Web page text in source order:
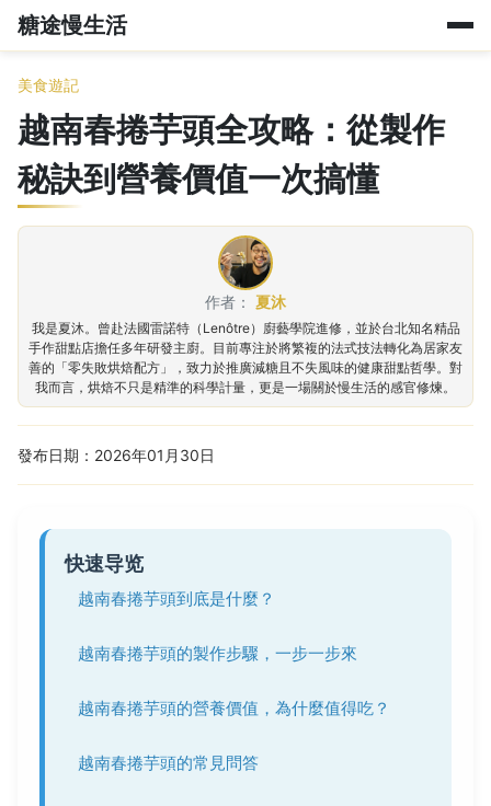
糖途慢生活
美食遊記
越南春捲芋頭全攻略：從製作
秘訣到營養價值一次搞懂
作者： 夏沐
我是夏沐。曾赴法國雷諾特（Lenôtre）廚藝學院進修，並於台北知名精品
手作甜點店擔任多年研發主廚。目前專注於將繁複的法式技法轉化為居家友
善的「零失敗烘焙配方」，致力於推廣減糖且不失風味的健康甜點哲學。對
我而言，烘焙不只是精準的科學計量，更是一場關於慢生活的感官修煉。
發布日期：2026年01月30日
快速导览
越南春捲芋頭到底是什麼？
越南春捲芋頭的製作步驟，一步一步來
越南春捲芋頭的營養價值，為什麼值得吃？
越南春捲芋頭的常見問答